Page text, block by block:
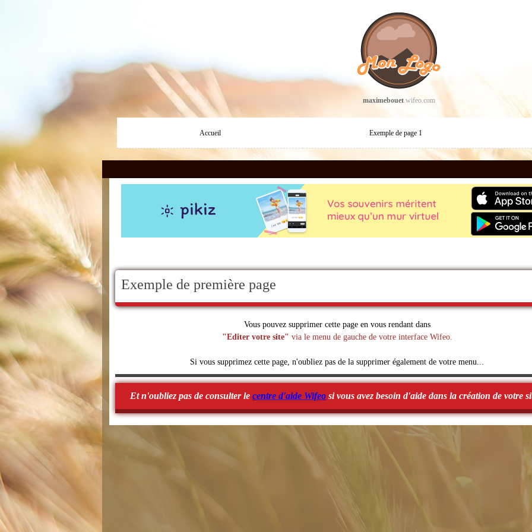
maximebouet.wifeo.com
Accueil Exemple de page 1
Exemple de première page
Vous pouvez supprimer cette page en vous rendant dans
"Editer votre site" via le menu de gauche de votre interface Wifeo.
Si vous supprimez cette page, n'oubliez pas de la supprimer également de votre menu...
Et n'oubliez pas de consulter lecentre d'aide Wifeo si vous avez besoin d'aide dans la création de votre